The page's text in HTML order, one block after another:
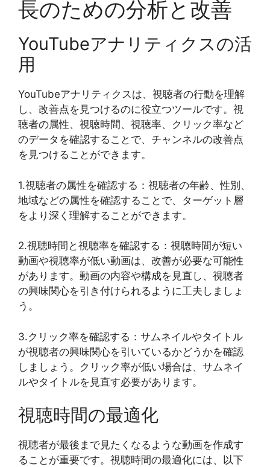
長のための分析と改善
YouTubeアナリティクスの活
用
YouTubeアナリティクスは、視聴者の行動を理解
し、改善点を見つけるのに役立つツールです。視
聴者の属性、視聴時間、視聴率、クリック率など
のデータを確認することで、チャンネルの改善点
を見つけることができます。
1.視聴者の属性を確認する：視聴者の年齢、性別、
地域などの属性を確認することで、ターゲット層
をより深く理解することができます。
2.視聴時間と視聴率を確認する：視聴時間が短い
動画や視聴率が低い動画は、改善が必要な可能性
があります。動画の内容や構成を見直し、視聴者
の興味関心を引き付けられるように工夫しましょ
う。
3.クリック率を確認する：サムネイルやタイトル
が視聴者の興味関心を引いているかどうかを確認
しましょう。クリック率が低い場合は、サムネイ
ルやタイトルを見直す必要があります。
視聴時間の最適化
視聴者が最後まで見たくなるような動画を作成す
ることが重要です。視聴時間の最適化には、以下